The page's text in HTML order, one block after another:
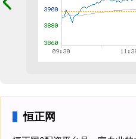
恒正网